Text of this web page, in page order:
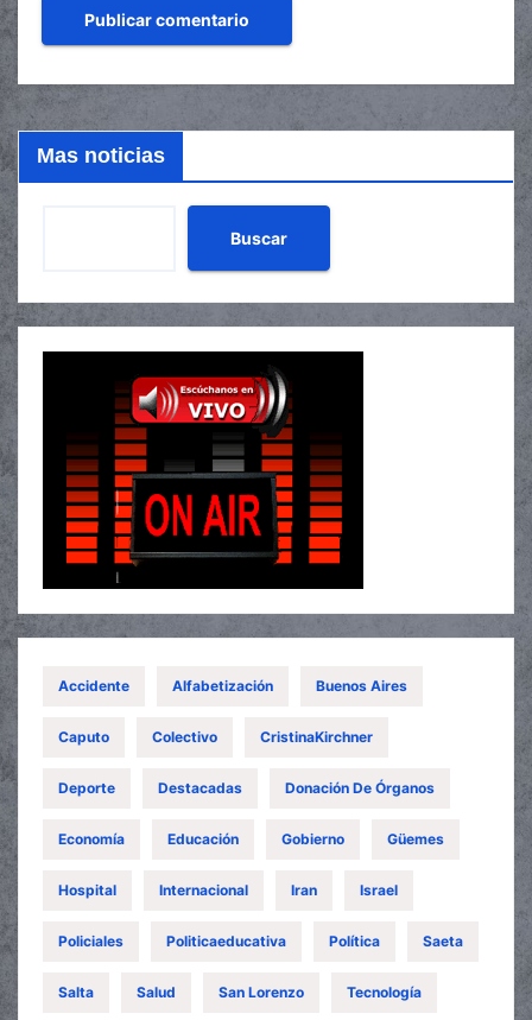
Mas noticias
Buscar
Accidente Alfabetización Buenos Aires
Caputo Colectivo CristinaKirchner
Deporte Destacadas Donación De Órganos
Economía Educación Gobierno Güemes
Hospital Internacional Iran Israel
Policiales Politicaeducativa Política Saeta
Salta Salud San Lorenzo Tecnología